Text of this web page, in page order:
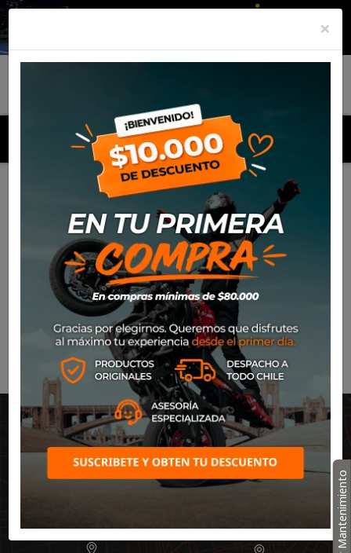
MENU
Calendario de Agendamiento de Mantención de Motos
Calendario de Agendamiento de
Mantención de Motos
Nuestras sucursales
×
Mantenimiento